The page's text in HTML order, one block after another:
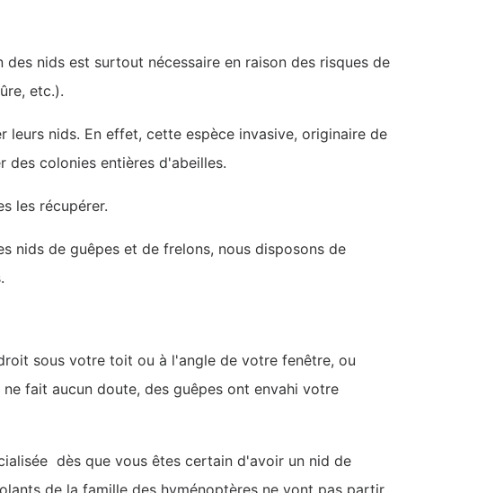
nids est surtout nécessaire en raison des risques de
etc.).
nids. En effet, cette espèce invasive, originaire de
des colonies entières d'abeilles.
les récupérer.
nids de guêpes et de frelons, nous disposons de
sous votre toit ou à l'angle de votre fenêtre, ou
fait aucun doute, des guêpes ont envahi votre
dès que vous êtes certain d'avoir un nid de
de la famille des hyménoptères ne vont pas partir